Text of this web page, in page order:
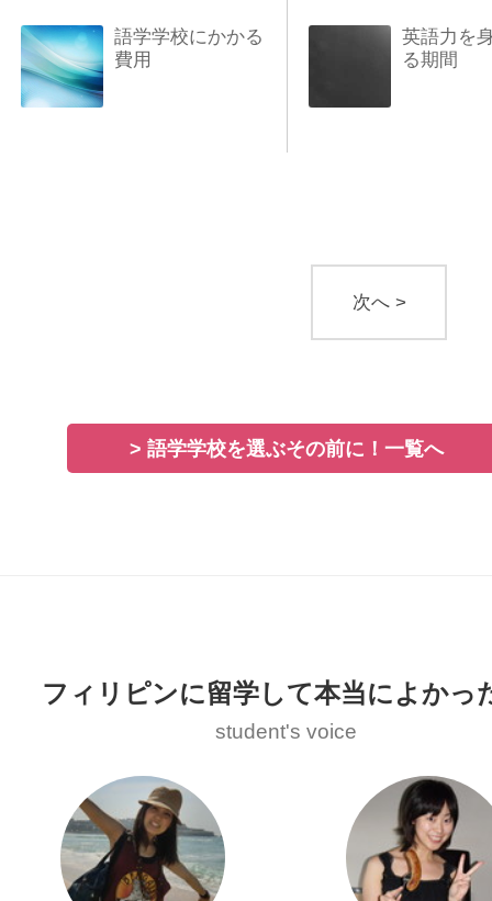
語学学校にかかる
費用
英語力を
る期間
次へ >
> 語学学校を選ぶその前に！一覧へ
フィリピンに留学して本当によかっ
student's voice